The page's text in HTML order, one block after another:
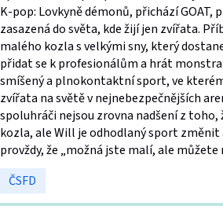
K-pop: Lovkyně démonů, přichází GOAT,
zasazená do světa, kde žijí jen zvířata.
malého kozla s velkými sny, který
přidat se k profesionálům a hrát
smíšený a plnokontaktní sport, ve
zvířata na světě v nejnebezpečnějších
spoluhráči nejsou zrovna nadšení z
kozla, ale Will je odhodlaný sport změnit
provždy, že „možná jste malí, ale můžete
ČSFD